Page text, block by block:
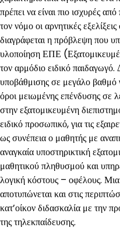
πρέπει να είναι πιο ισχυρές
τον νόμο οι αρνητικές
διαγράφεται η πρόβλεψη που
υλοποίηση ΕΠΕ
τον αρμόδιο ειδικό
υποβάθμισης σε μεγάλο βαθμό
όροι μειωμένης επένδυσης σε
στην εξατομικευμένη
ειδικό προσωπικό, για τις
ως συνέπεια ο μαθητής με
αναγκαία υποστηρικτική
μαθητικού πληθυσμού και
λογική κόστους – οφέλους.
αποτυπώνεται και στις
κατ’οίκον διδασκαλία με την
της τηλεκπαίδευσης.